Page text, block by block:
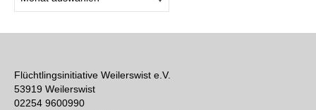
Flüchtlingsinitiative Weilerswist e.V.
53919 Weilerswist
02254 9600990